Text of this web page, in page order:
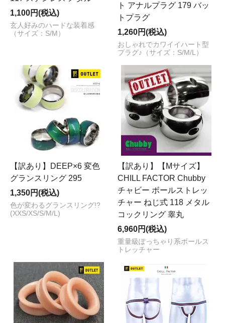
1,100円(税込)
玄人好みのハードな装着感
（サイズ：S/M）
ト アナルプラグ 179 バッ
トプラグ
1,260円(税込)
おしゃれでカワイイハート型
プラグ♪（サイズ：S/M/L）
【訳あり】DEEP×6 変色
グランスリング 295
1,350円(税込)
色が変わるグランスリング!?
(XXS/XS/S/M/L)
【訳あり】【Mサイズ】
CHILL FACTOR Chubby
チャビー ボールストレッ
チャー ねじ式 118 メタル
コックリング 睾丸
6,960円(税込)
重量級ぽっちゃり系ボールス
トレッチャー